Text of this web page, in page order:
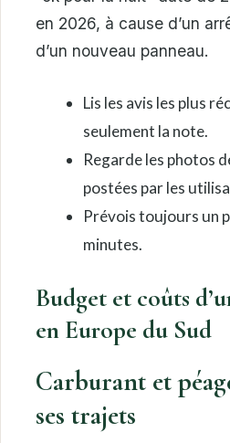
en 2026, à cause d’un
d’un nouveau panneau.
Lis les avis les plus
seulement la note.
Regarde les photos
postées par les
Prévois toujours un
minutes.
Budget et coûts
en Europe du Sud
Carburant et
ses trajets